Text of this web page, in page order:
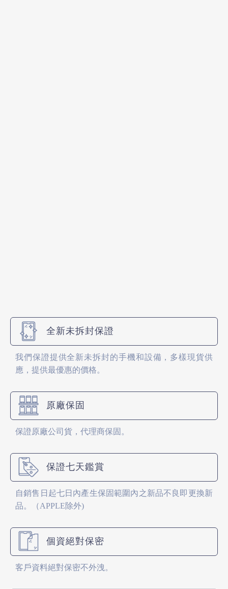
全新未拆封保證
我們保證提供全新未拆封的手機和設備，多樣現貨供
應，提供最優惠的價格。
原廠保固
保證原廠公司貨，代理商保固。
保證七天鑑賞
自銷售日起七日內產生保固範圍內之新品不良即更換新
品。（APPLE除外)
個資絕對保密
客戶資料絕對保密不外洩。